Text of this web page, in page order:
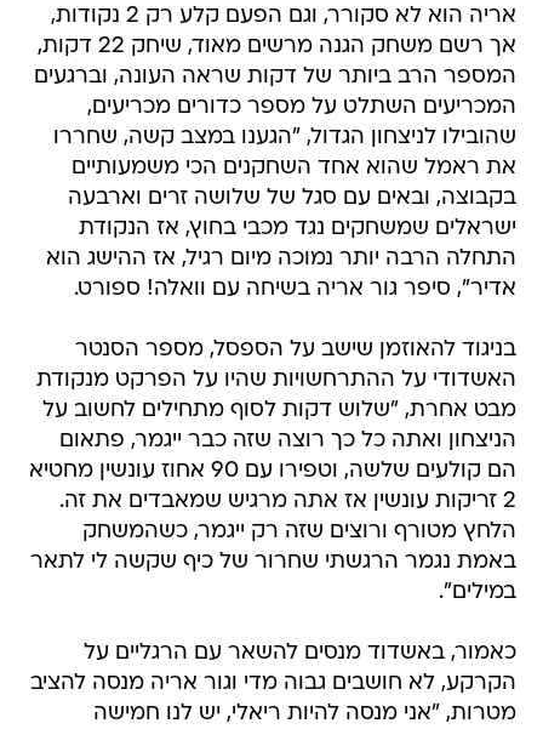
אריה הוא לא סקורר, וגם הפעם קלע רק 2 נקודות,
אך רשם משחק הגנה מרשים מאוד, שיחק 22 דקות,
המספר הרב ביותר של דקות שראה העונה, וברגעים
המכריעים השתלט על מספר כדורים מכריעים,
שהובילו לניצחון הגדול, "הגענו במצב קשה, שחררו
את ראמל שהוא אחד השחקנים הכי משמעותיים
בקבוצה, ובאים עם סגל של שלושה זרים וארבעה
ישראלים שמשחקים נגד מכבי בחוץ, אז הנקודת
התחלה הרבה יותר נמוכה מיום רגיל, אז ההישג הוא
אדיר", סיפר גור אריה בשיחה עם וואלה! ספורט.
בניגוד להאוזמן שישב על הספסל, מספר הסנטר
האשדודי על ההתרחשויות שהיו על הפרקט מנקודת
מבט אחרת, "שלוש דקות לסוף מתחילים לחשוב על
הניצחון ואתה כל כך רוצה שזה כבר ייגמר, פתאום
הם קולעים שלשה, וטפירו עם 90 אחוז עונשין מחטיא
2 זריקות עונשין אז אתה מרגיש שמאבדים את זה.
הלחץ מטורף ורוצים שזה רק ייגמר, כשהמשחק
באמת נגמר הרגשתי שחרור של כיף שקשה לי לתאר
במילים".
כאמור, באשדוד מנסים להשאר עם הרגליים על
הקרקע, לא חושבים גבוה מדי וגור אריה מנסה להציב
מטרות, "אני מנסה להיות ריאלי, יש לנו חמישה